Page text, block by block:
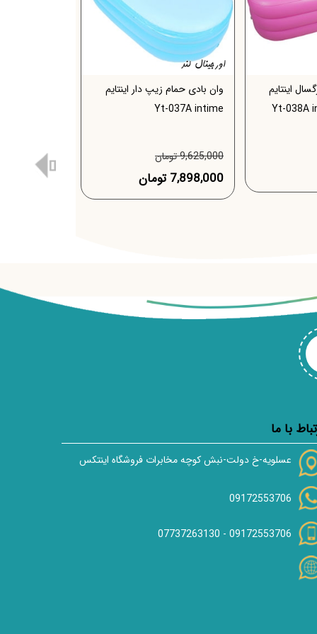
7,425,000 تومان
6,347,000 تومان
وان بادی حمام زیپ دار اینتایم
Yt-037A intime
9,625,000 تومان
7,898,000 تومان
اینتایم
با ما
عسلویه-خ دولت-نبش کوچه مخابرات فروشگاه اینتکس
09172553706
09172553706
-
07737263130